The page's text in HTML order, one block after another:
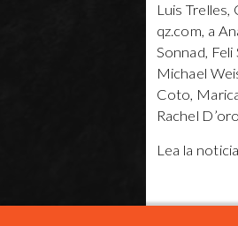
Luis
qz.com, a
Sonnad,
Michael
Coto,
Rachel
Lea la